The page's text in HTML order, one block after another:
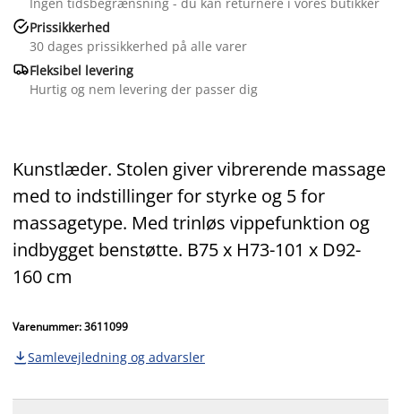
Prissikkerhed
30 dages prissikkerhed på alle varer
Fleksibel levering
Hurtig og nem levering der passer dig
Kunstlæder. Stolen giver vibrerende massage
med to indstillinger for styrke og 5 for
massagetype. Med trinløs vippefunktion og
indbygget benstøtte. B75 x H73-101 x D92-
160 cm
Varenummer: 3611099
 Samlevejledning og advarsler